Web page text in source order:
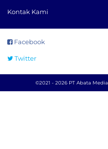
Kontak Kami
Facebook
Twitter
©2021 - 2026 PT Abata